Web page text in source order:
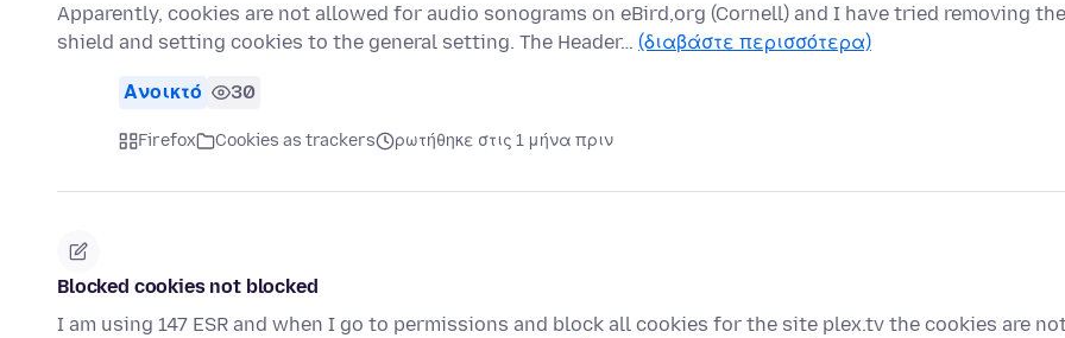
Apparently, cookies are not allowed for audio sonograms on eBird,org (Cornell) and I have tried removing the
shield and setting cookies to the general setting. The Header… (διαβάστε περισσότερα)
Ανοικτό 30
Firefox Cookies as trackers ρωτήθηκε στις 1 μήνα πριν
Blocked cookies not blocked
I am using 147 ESR and when I go to permissions and block all cookies for the site plex.tv the cookies are